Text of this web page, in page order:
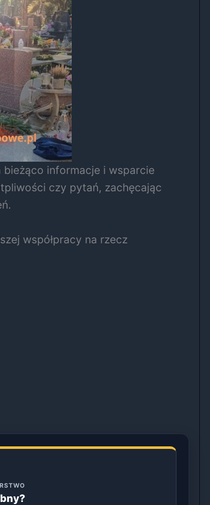
bieżąco informacje i wsparcie
czy pytań, zachęcając
współpracy na rzecz